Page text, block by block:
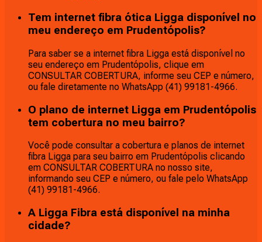
Tem internet fibra ótica Ligga disponível no
meu endereço em Prudentópolis?
Para saber se a internet fibra Ligga está disponível no
seu endereço em Prudentópolis, clique em
CONSULTAR COBERTURA, informe seu CEP e número,
ou fale diretamente no WhatsApp (41) 99181-4966.
O plano de internet Ligga em Prudentópolis
tem cobertura no meu bairro?
Você pode consultar a cobertura e planos de internet
fibra Ligga para seu bairro em Prudentópolis clicando
em CONSULTAR COBERTURA no nosso site,
informando seu CEP e número, ou fale pelo WhatsApp
(41) 99181-4966.
A Ligga Fibra está disponível na minha
cidade?